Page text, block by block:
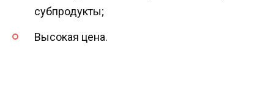
субпродукты;
Высокая цена.